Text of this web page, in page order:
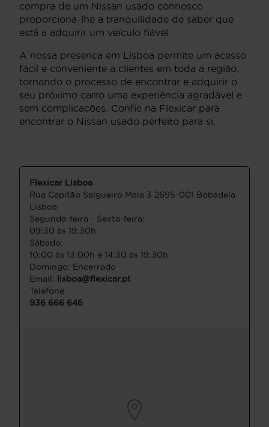
compra de um Nissan usado connosco
proporciona-lhe a tranquilidade de saber que
está a adquirir um veículo fiável.
A nossa presença em Lisboa permite um acesso
fácil e conveniente a clientes em toda a região,
tornando o processo de encontrar e adquirir o
seu próximo carro uma experiência agradável e
sem complicações. Confie na Flexicar para
encontrar o Nissan usado perfeito para si.
Flexicar Lisboa
Rua Capitāo Salgueiro Maia 3 2695-001 Bobadela
Lisboa
Segunda-feira - Sexta-feira:
09:30 às 19:30h
Sábado:
10:00 às 13:00h e 14:30 às 19:30h
Domingo: Encerrado
Email:
lisboa@flexicar.pt
Telefone
936 666 646